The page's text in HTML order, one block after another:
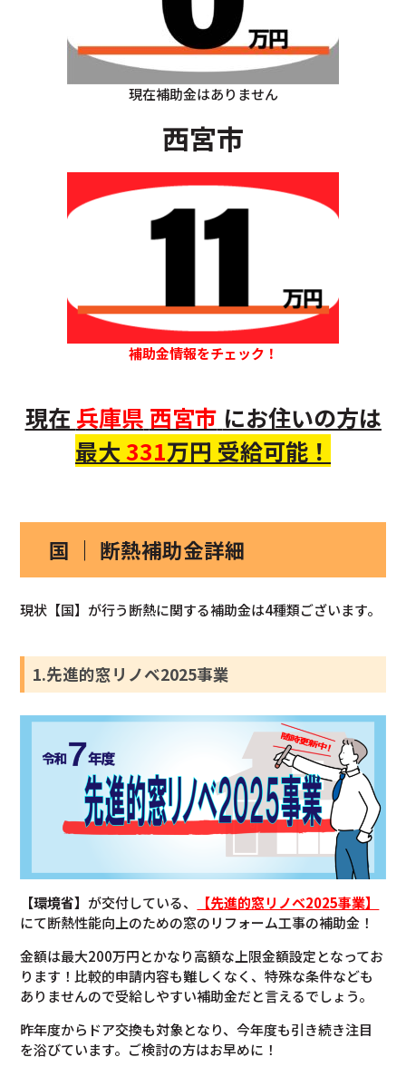
現在補助金はありません
西宮市
補助金情報をチェック！
現在 兵庫県 西宮市 にお住いの方は
最大331万円 受給可能！
国 ｜ 断熱補助金詳細
現状【国】が行う断熱に関する補助金は4種類ございます。
1.先進的窓リノベ2025事業
【環境省】 が交付している、
【先進的窓リノベ2025事業】
にて断熱性能向上のための窓のリフォーム工事の補助金！
金額は最大200万円とかなり高額な上限金額設定となってお
ります！比較的申請内容も難しくなく、特殊な条件なども
ありませんので受給しやすい補助金だと言えるでしょう。
昨年度からドア交換も対象となり、今年度も引き続き注目
を浴びています。ご検討の方はお早めに！